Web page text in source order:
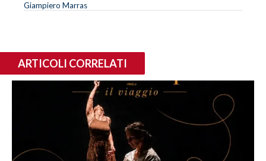
Giampiero Marras
ARTICOLI CORRELATI